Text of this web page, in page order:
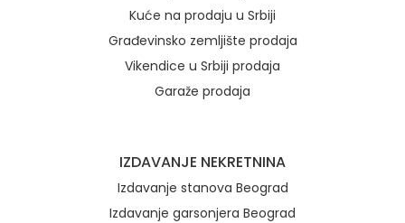
Kuće na prodaju u Srbiji
Građevinsko zemljište prodaja
Vikendice u Srbiji prodaja
Garaže prodaja
IZDAVANJE NEKRETNINA
Izdavanje stanova Beograd
Izdavanje garsonjera Beograd